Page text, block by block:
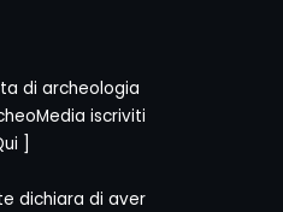
di archeologia
iscriviti
]
dichiara di aver